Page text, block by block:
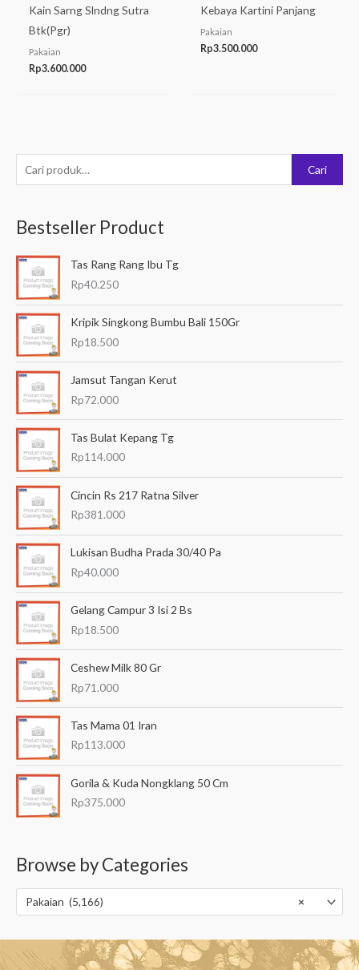
e
c
a
u
n
u
Cari
Bestseller Product
Tas Rang Rang Ibu Tg
Rp40.250
Kripik Singkong Bumbu Bali 150Gr
Rp18.500
Jamsut Tangan Kerut
Rp72.000
Tas Bulat Kepang Tg
Rp114.000
Cincin Rs 217 Ratna Silver
Rp381.000
Lukisan Budha Prada 30/40 Pa
Rp40.000
Gelang Campur 3 Isi 2 Bs
Rp18.500
Ceshew Milk 80 Gr
Rp71.000
Tas Mama 01 Iran
Rp113.000
Gorila & Kuda Nongklang 50 Cm
Rp375.000
Browse by Categories
×
Pakaian (5,166)
Kain Sarng Slndng Sutra
Btk(Pgr)
Pakaian
Rp3.600.000
Kebaya Kartini Panjang
Pakaian
Rp3.500.000